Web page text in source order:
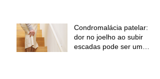
Condromalácia patelar:
dor no joelho ao subir
escadas pode ser um